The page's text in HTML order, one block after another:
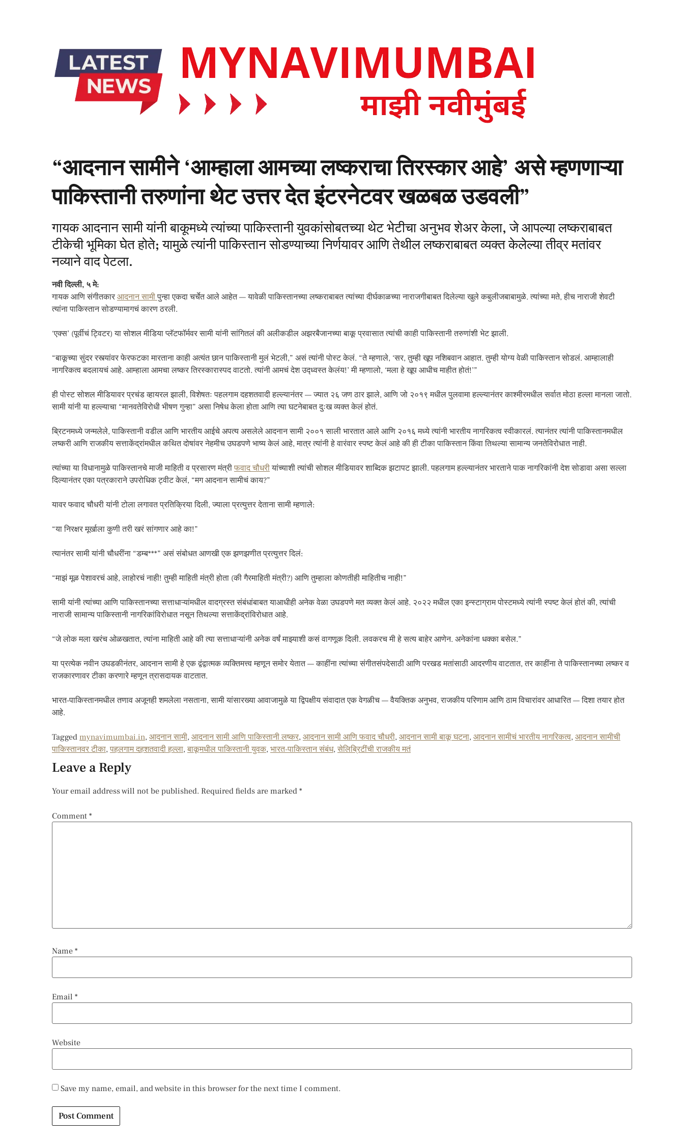
“आदनान सामीने ‘आम्हाला आमच्या लष्कराचा तिरस्कार आहे’ असे म्हणणाऱ्या
पाकिस्तानी तरुणांना थेट उत्तर देत इंटरनेटवर खळबळ उडवली”
गायक आदनान सामी यांनी बाकूमध्ये त्यांच्या पाकिस्तानी युवकांसोबतच्या थेट भेटीचा अनुभव शेअर केला, जे आपल्या लष्कराबाबत
टीकेची भूमिका घेत होते; यामुळे त्यांनी पाकिस्तान सोडण्याच्या निर्णयावर आणि तेथील लष्कराबाबत व्यक्त केलेल्या तीव्र मतांवर
नव्याने वाद पेटला.
नवी दिल्ली, ५ मे:
गायक आणि संगीतकार आदनान सामीपुन्हा एकदा चर्चेत आले आहेत — यावेळी पाकिस्तानच्या लष्कराबाबत त्यांच्या दीर्घकाळच्या नाराजगीबाबत दिलेल्या खुले कबुलीजबाबामुळे. त्यांच्या मते, हीच नाराजी शेवटी
त्यांना पाकिस्तान सोडण्यामागचं कारण ठरली.
‘एक्स’ (पूर्वीचं ट्विटर) या सोशल मीडिया प्लॅटफॉर्मवर सामी यांनी सांगितलं की अलीकडील अझरबैजानच्या बाकू प्रवासात त्यांची काही पाकिस्तानी तरुणांशी भेट झाली.
“बाकूच्या सुंदर रस्त्यांवर फेरफटका मारताना काही अत्यंत छान पाकिस्तानी मुलं भेटली,” असं त्यांनी पोस्ट केलं. “ते म्हणाले, ‘सर, तुम्ही खूप नशिबवान आहात. तुम्ही योग्य वेळी पाकिस्तान सोडलं. आम्हालाही
नागरिकत्व बदलायचं आहे. आम्हाला आमचा लष्कर तिरस्कारास्पद वाटतो. त्यांनी आमचं देश उद्ध्वस्त केलंय!’ मी म्हणालो, ‘मला हे खूप आधीच माहीत होतं!’”
ही पोस्ट सोशल मीडियावर प्रचंड व्हायरल झाली, विशेषतः पहलगाम दहशतवादी हल्ल्यानंतर — ज्यात २६ जण ठार झाले, आणि जो २०१९ मधील पुलवामा हल्ल्यानंतर काश्मीरमधील सर्वात मोठा हल्ला मानला जातो.
सामी यांनी या हल्ल्याचा “मानवतेविरोधी भीषण गुन्हा” असा निषेध केला होता आणि त्या घटनेबाबत दुःख व्यक्त केलं होतं.
ब्रिटनमध्ये जन्मलेले, पाकिस्तानी वडील आणि भारतीय आईचे अपत्य असलेले आदनान सामी २००१ साली भारतात आले आणि २०१६ मध्ये त्यांनी भारतीय नागरिकत्व स्वीकारलं. त्यानंतर त्यांनी पाकिस्तानमधील
लष्करी आणि राजकीय सत्ताकेंद्रांमधील कथित दोषांवर नेहमीच उघडपणे भाष्य केलं आहे, मात्र त्यांनी हे वारंवार स्पष्ट केलं आहे की ही टीका पाकिस्तान किंवा तिथल्या सामान्य जनतेविरोधात नाही.
त्यांच्या या विधानामुळे पाकिस्तानचे माजी माहिती व प्रसारण मंत्री फवाद चौधरीयांच्याशी त्यांची सोशल मीडियावर शाब्दिक झटापट झाली. पहलगाम हल्ल्यानंतर भारताने पाक नागरिकांनी देश सोडावा असा सल्ला
दिल्यानंतर एका पत्रकाराने उपरोधिक ट्वीट केलं, “मग आदनान सामीचं काय?”
यावर फवाद चौधरी यांनी टोला लगावत प्रतिक्रिया दिली, ज्याला प्रत्युत्तर देताना सामी म्हणाले:
“या निरक्षर मूर्खाला कुणी तरी खरं सांगणार आहे का!”
त्यानंतर सामी यांनी चौधरींना “डम्ब***” असं संबोधत आणखी एक झणझणीत प्रत्युत्तर दिलं:
“माझं मूळ पेशावरचं आहे, लाहोरचं नाही! तुम्ही माहिती मंत्री होता (की गैरमाहिती मंत्री?) आणि तुम्हाला कोणतीही माहितीच नाही!”
सामी यांनी त्यांच्या आणि पाकिस्तानच्या सत्ताधाऱ्यांमधील वादग्रस्त संबंधांबाबत याआधीही अनेक वेळा उघडपणे मत व्यक्त केलं आहे. २०२२ मधील एका इन्स्टाग्राम पोस्टमध्ये त्यांनी स्पष्ट केलं होतं की, त्यांची
नाराजी सामान्य पाकिस्तानी नागरिकांविरोधात नसून तिथल्या सत्ताकेंद्रांविरोधात आहे.
“जे लोक मला खरंच ओळखतात, त्यांना माहिती आहे की त्या सत्ताधाऱ्यांनी अनेक वर्षं माझ्याशी कसं वागणूक दिली. लवकरच मी हे सत्य बाहेर आणेन. अनेकांना धक्का बसेल.”
या प्रत्येक नवीन उघडकीनंतर, आदनान सामी हे एक द्वंद्वात्मक व्यक्तिमत्त्व म्हणून समोर येतात — काहींना त्यांच्या संगीतसंपदेसाठी आणि परखड मतांसाठी आदरणीय वाटतात, तर काहींना ते पाकिस्तानच्या लष्कर व
राजकारणावर टीका करणारे म्हणून त्रासदायक वाटतात.
भारत-पाकिस्तानमधील तणाव अजूनही शमलेला नसताना, सामी यांसारख्या आवाजामुळे या द्विपक्षीय संवादात एक वेगळीच — वैयक्तिक अनुभव, राजकीय परिणाम आणि ठाम विचारांवर आधारित — दिशा तयार होत
आहे.
Tagged mynavimumbai.in, आदनान सामी, आदनान सामी आणि पाकिस्तानी लष्कर, आदनान सामी आणि फवाद चौधरी, आदनान सामी बाकू घटना, आदनान सामीचं भारतीय नागरिकत्व, आदनान सामीची
पाकिस्तानवर टीका, पहलगाम दहशतवादी हल्ला, बाकूमधील पाकिस्तानी युवक, भारत-पाकिस्तान संबंध, सेलिब्रिटींची राजकीय मतं
Leave a Reply
Your email address will not be published. Required fields are marked *
Comment *
Name *
Email *
Website
Save my name, email, and website in this browser for the next time I comment.